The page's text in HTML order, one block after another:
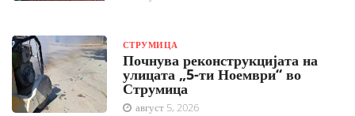
СТРУМИЦА
Почнува реконструкцијата на
улицата „5-ти Ноември“ во
Струмица
август 5, 2026